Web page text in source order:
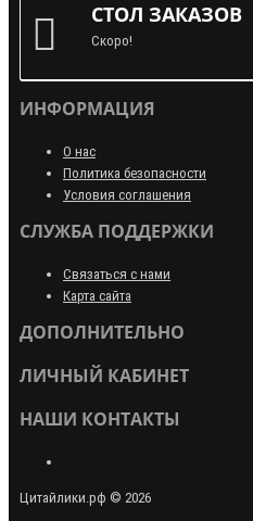
СТОЛ ЗАКАЗОВ
Скоро!
ИНФОРМАЦИЯ
О нас
Политика безопасности
Условия соглашения
СЛУЖБА ПОДДЕРЖКИ
Связаться с нами
Карта сайта
ДОПОЛНИТЕЛЬНО
ЛИЧНЫЙ КАБИНЕТ
НАШИ КОНТАКТЫ
Цитайлики.рф © 2026